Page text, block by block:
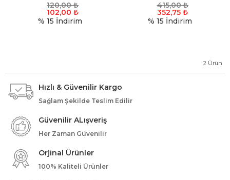
120,00₺
102,00 ₺
% 15 İndirim
415,00₺
352,75 ₺
% 15 İndirim
2 Ürün
Hızlı & Güvenilir Kargo
Sağlam Şekilde Teslim Edilir
Güvenilir ALışveriş
Her Zaman Güvenilir
Orjinal Ürünler
100% Kaliteli Ürünler